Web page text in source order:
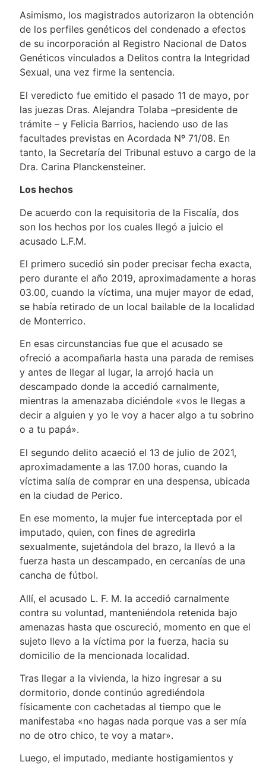
Asimismo, los magistrados autorizaron la obtención
de los perfiles genéticos del condenado a efectos
de su incorporación al Registro Nacional de Datos
Genéticos vinculados a Delitos contra la Integridad
Sexual, una vez firme la sentencia.
El veredicto fue emitido el pasado 11 de mayo, por
las juezas Dras. Alejandra Tolaba –presidente de
trámite – y Felicia Barrios, haciendo uso de las
facultades previstas en Acordada Nº 71/08. En
tanto, la Secretaría del Tribunal estuvo a cargo de la
Dra. Carina Planckensteiner.
Los hechos
De acuerdo con la requisitoria de la Fiscalía, dos
son los hechos por los cuales llegó a juicio el
acusado L.F.M.
El primero sucedió sin poder precisar fecha exacta,
pero durante el año 2019, aproximadamente a horas
03.00, cuando la víctima, una mujer mayor de edad,
se había retirado de un local bailable de la localidad
de Monterrico.
En esas circunstancias fue que el acusado se
ofreció a acompañarla hasta una parada de remises
y antes de llegar al lugar, la arrojó hacia un
descampado donde la accedió carnalmente,
mientras la amenazaba diciéndole «vos le llegas a
decir a alguien y yo le voy a hacer algo a tu sobrino
o a tu papá».
El segundo delito acaeció el 13 de julio de 2021,
aproximadamente a las 17.00 horas, cuando la
víctima salía de comprar en una despensa, ubicada
en la ciudad de Perico.
En ese momento, la mujer fue interceptada por el
imputado, quien, con fines de agredirla
sexualmente, sujetándola del brazo, la llevó a la
fuerza hasta un descampado, en cercanías de una
cancha de fútbol.
Allí, el acusado L. F. M. la accedió carnalmente
contra su voluntad, manteniéndola retenida bajo
amenazas hasta que oscureció, momento en que el
sujeto llevo a la víctima por la fuerza, hacia su
domicilio de la mencionada localidad.
Tras llegar a la vivienda, la hizo ingresar a su
dormitorio, donde continúo agrediéndola
físicamente con cachetadas al tiempo que le
manifestaba «no hagas nada porque vas a ser mía
no de otro chico, te voy a matar».
Luego, el imputado, mediante hostigamientos y